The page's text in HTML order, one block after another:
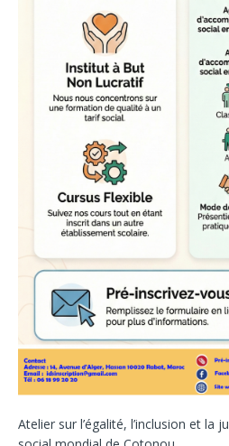
Atelier sur l’égalité, l’inclusion et la